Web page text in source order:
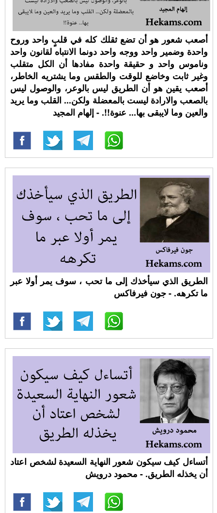
أصعب شعور هو أن تضع ثقلك كله في قلبٍ واحد وروح
واحدة وضمير واحد ووجه واحد دونما الانتباه لقانون واحد
وناموس واحد و حقيقة واحدة مفادها أن الكل متقلب
وغير ثابت وخاضع للوقت والطقس وما يشتريه الخاطر،
أصعب يقين هو أن الطريق ليس بالوعر، والوصول ليس
بالصعب والارادة ليست بالمعضلة ولكن... القلب وما يريد
والعين وما لايبقى بها... عنوة!!. - إلهام المجيد
الطريق الذي سيأخذك إلى ما تحب ، سوف يمر أولا عبر
ما تكرهه. - جون فيرفاكس
أتساءل كيف سيكون شعور النهاية السعيدة لشخص اعتاد
أن يخذله الطريق. - محمود درويش